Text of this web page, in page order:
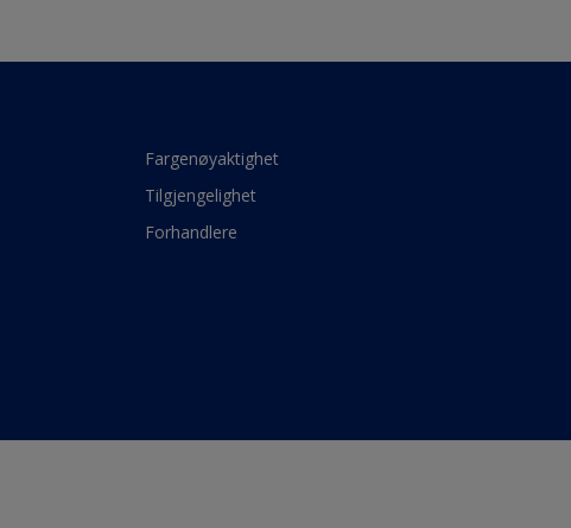
Fargenøyaktighet
Tilgjengelighet
Forhandlere